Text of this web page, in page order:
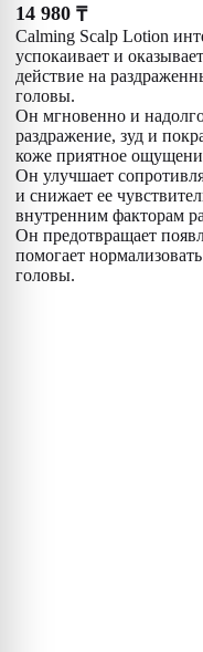
14 980 ₸
Calming Scalp Lotion
успокаивает и
действие на
головы.
Он мгновенно и
раздражение, зуд и
коже приятное
Он улучшает
и снижает ее
внутренним факторам
Он предотвращает
помогает
головы.